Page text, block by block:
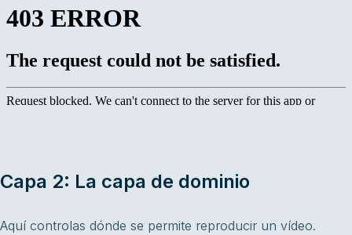
Capa 2: La capa de dominio
Aquí controlas dónde se permite reproducir un vídeo.